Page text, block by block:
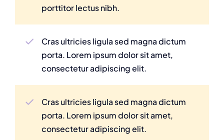
porttitor lectus nibh.
Cras ultricies ligula sed magna dictum
porta. Lorem ipsum dolor sit amet,
consectetur adipiscing elit.
Cras ultricies ligula sed magna dictum
porta. Lorem ipsum dolor sit amet,
consectetur adipiscing elit.